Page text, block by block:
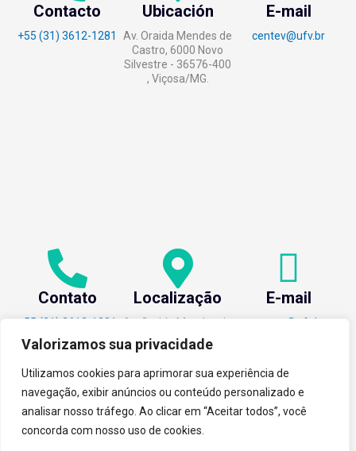
Valorizamos sua privacidade
Utilizamos cookies para aprimorar sua experiência de
navegação, exibir anúncios ou conteúdo personalizado e
analisar nosso tráfego. Ao clicar em “Aceitar todos”, você
concorda com nosso uso de cookies.
Contacto
+55 (31) 3612-1281
Ubicación
Av. Oraida Mendes de
Castro, 6000 Novo
Silvestre - 36576-400
, Viçosa/MG.
E-mail
centev@ufv.br
Contato
+55 (31) 3612-1281
Localização
Av. Oraida Mendes de
Castro, 6000 Novo
Silvestre - 36576-400
E-mail
centev@ufv.br